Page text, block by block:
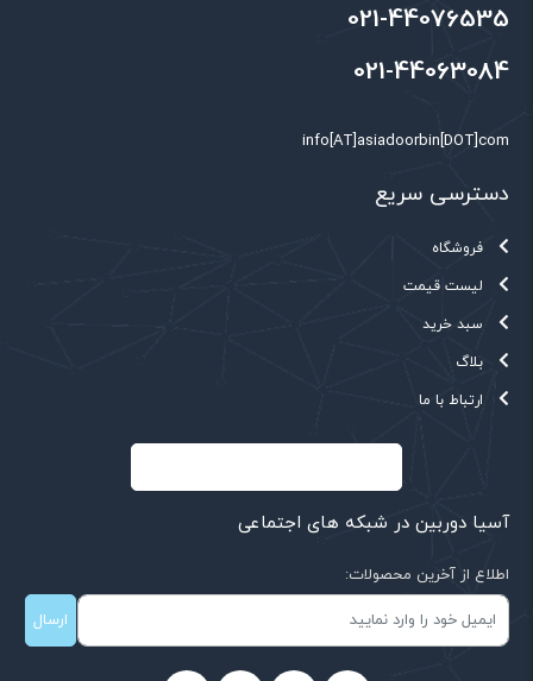
021-44076535
021-44063084
info[AT]asiadoorbin[DOT]com
دسترسی سریع
فروشگاه
لیست قیمت
سبد خرید
بلاگ
ارتباط با ما
آسیا دوربین در شبکه های اجتماعی
اطلاع از آخرین محصولات:
ارسال